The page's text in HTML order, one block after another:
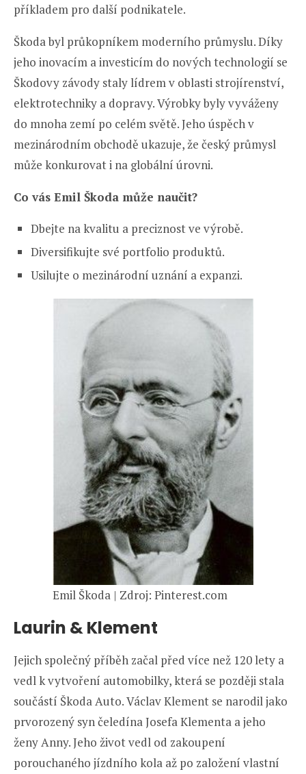
příkladem pro další podnikatele.
Škoda byl průkopníkem moderního průmyslu. Díky
jeho inovacím a investicím do nových technologií se
Škodovy závody staly lídrem v oblasti strojírenství,
elektrotechniky a dopravy. Výrobky byly vyváženy
do mnoha zemí po celém světě. Jeho úspěch v
mezinárodním obchodě ukazuje, že český průmysl
může konkurovat i na globální úrovni.
Co vás Emil Škoda může naučit?
Dbejte na kvalitu a preciznost ve výrobě.
Diversifikujte své portfolio produktů.
Usilujte o mezinárodní uznání a expanzi.
Emil Škoda | Zdroj: Pinterest.com
Laurin & Klement
Jejich společný příběh začal před více než 120 lety a
vedl k vytvoření automobilky, která se později stala
součástí Škoda Auto. Václav Klement se narodil jako
prvorozený syn čeledína Josefa Klementa a jeho
ženy Anny. Jeho život vedl od zakoupení
porouchaného jízdního kola až po založení vlastní